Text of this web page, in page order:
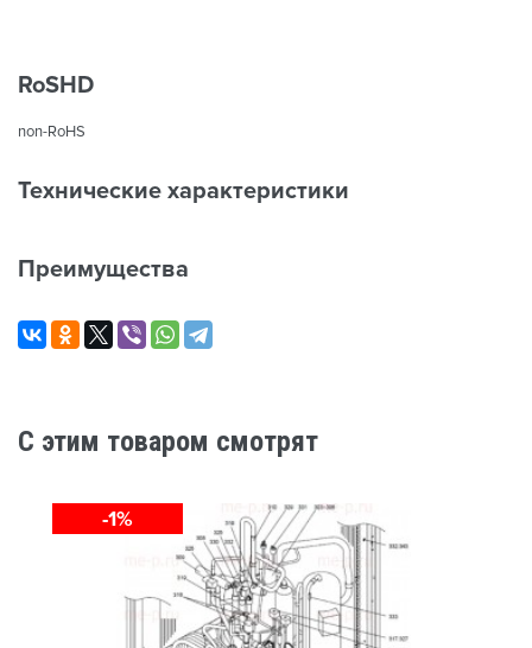
RoSHD
non-RoHS
Технические характеристики
Преимущества
C этим товаром смотрят
-1%